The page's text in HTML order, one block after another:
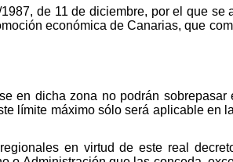
de 11 de diciembre, por el que se
económica de Canarias, que
en dicha zona no podrán
límite máximo sólo será aplicable en
en virtud de este real